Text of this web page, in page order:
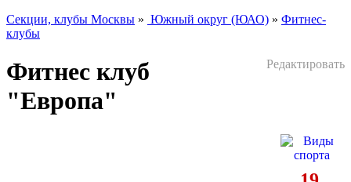
Секции, клубы Москвы » Южный округ (ЮАО) » Фитнес-
клубы
Редактировать
Фитнес клуб
"Европа"